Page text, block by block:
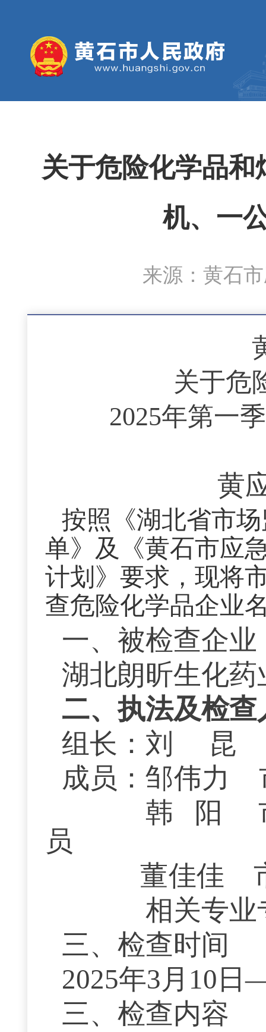
关于危险化学品和
机、一
来源：黄石
关于危
2025年第一
黄
按照《湖北省市
单》及《黄石市应
计划》要求，现将
查危险化学品企业
一、被检查企业
湖北朗昕生化
二、执法及检查
组长：刘
昆
成员： 邹伟力
韩
阳
员
董佳佳
相关专业
三、检查时间
2025年3月10日
三、检查内容